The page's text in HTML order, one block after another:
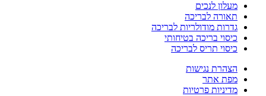
מעלון לנכים
תאורה לבריכה
גדרות מודולריות לבריכה
כיסוי בריכה בטיחותי
כיסוי תריס לבריכה
הצהרת נגישות
מפת אתר
מדיניות פרטיות